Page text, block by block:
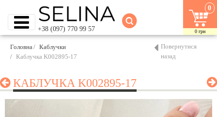
+38 (097) 770 99 57
0
0 грн
Головна
Каблучки
Каблучка K002895-17
Повернутися
назад
КАБЛУЧКА K002895-17